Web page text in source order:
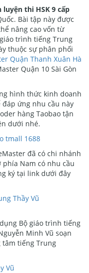
thi HSK 9 cấp
Bài tập này được
nâng cao vốn từ
trình tiếng Trung
thuộc sự phân phối
Quận Thanh Xuân Hà
Quận 10 Sài Gòn
hình thức kinh doanh
đáp ứng nhu cầu này
hàng Taobao tận
dưới nhé.
tmall 1688
đã có chi nhánh
phía Nam có nhu cầu
ký tại link dưới đây
Thầy Vũ
Bộ giáo trình tiếng
Minh Vũ soạn
tiếng Trung
Vũ